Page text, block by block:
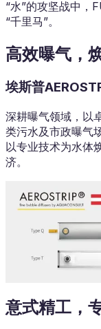
“水”的攻坚战中，
“千里马”。
高效曝气，
埃斯普
深耕曝气领域，以
类污水及市政曝气
以专业技术为水体
济。
意式精工，